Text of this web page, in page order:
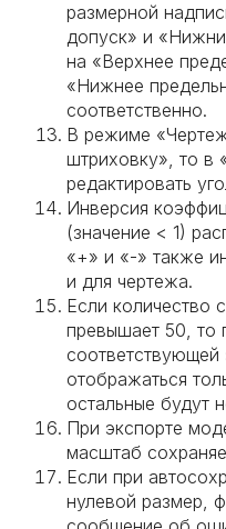
размерной
допуск» и
на «Верхнее
«Нижнее
соответственно.
В режиме
штриховку», то в
редактировать
Инверсия
(значение < 1)
«+» и «-» также
и для чертежа.
Если количество
превышает 50, то
соответствующей
отображаться
остальные будут
При экспорте
масштаб
Если при
нулевой размер,